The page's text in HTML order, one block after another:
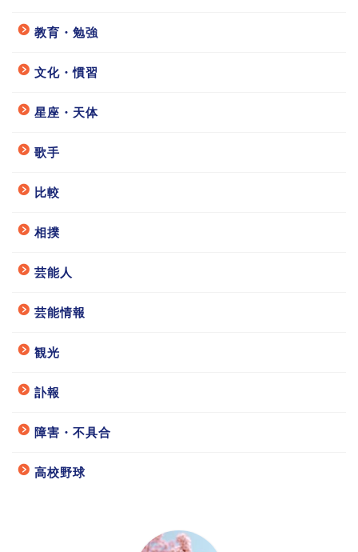
教育・勉強
文化・慣習
星座・天体
歌手
比較
相撲
芸能人
芸能情報
観光
訃報
障害・不具合
高校野球